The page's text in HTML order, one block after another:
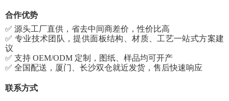
合作优势
✅ 源头工厂直供，省去中间商差价，性价比高
✅ 专业技术团队，提供面板结构、材质、工艺一站式方案建
议
✅ 支持 OEM/ODM 定制，图纸、样品均可开产
✅ 全国配送，厦门、长沙双仓就近发货，售后快速响应
联系方式